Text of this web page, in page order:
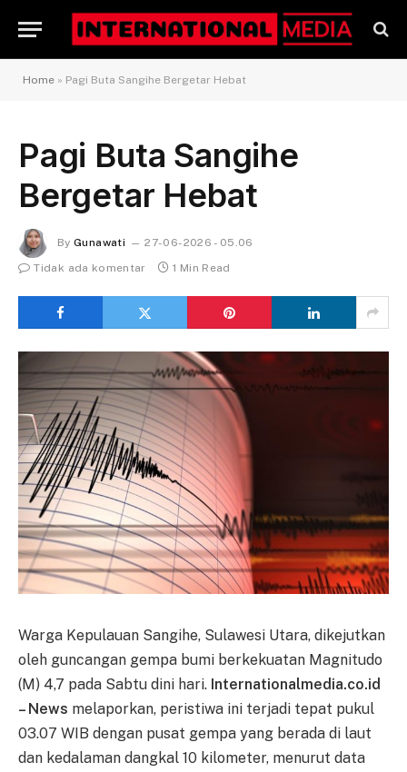
Home » Pagi Buta Sangihe Bergetar Hebat
Pagi Buta Sangihe
Bergetar Hebat
By Gunawati
27-06-2026 - 05.06
Tidak ada komentar
1 Min Read
Warga Kepulauan Sangihe, Sulawesi Utara, dikejutkan
oleh guncangan gempa bumi berkekuatan Magnitudo
(M) 4,7 pada Sabtu dini hari. Internationalmedia.co.id
– News melaporkan, peristiwa ini terjadi tepat pukul
03.07 WIB dengan pusat gempa yang berada di laut
dan kedalaman dangkal 10 kilometer, menurut data